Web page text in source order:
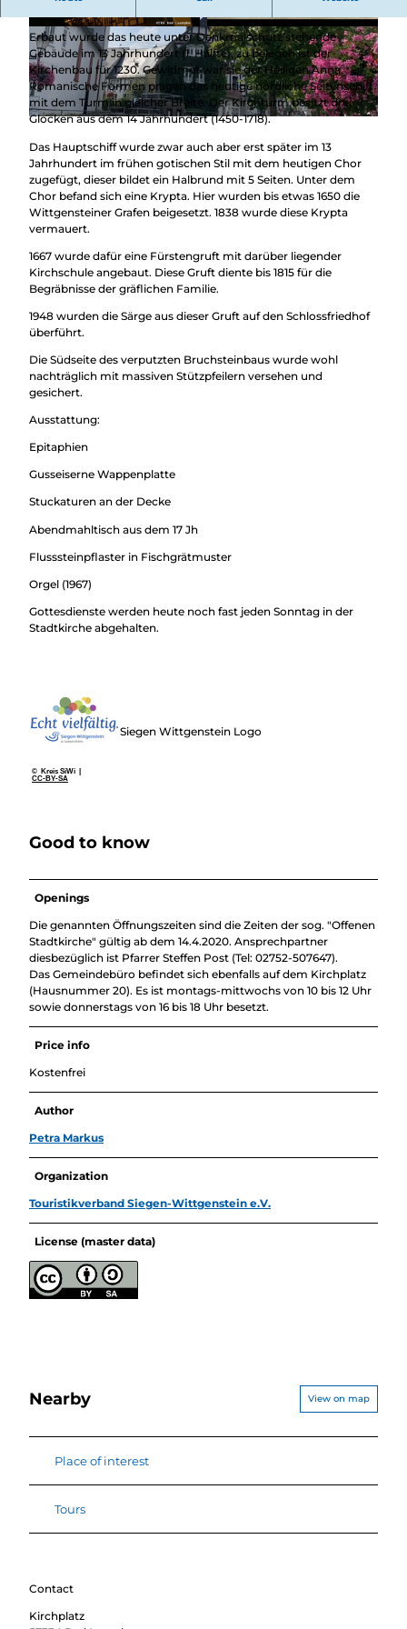
© Petra Markus, TKS Bad Laasphe GmbH | CC-BY-SA
© Petra Markus, TKS Bad Laasphe GmbH |
CC-BY-SA
© Bad Laasphe
Erbaut wurde das heute unter Denkmalschutz stehende
Gebäude im 13 Jahrhundert (1. Hälfte), zu belegen ist der
Kirchenbau für 1230. Gewidmet war sie der Heiligen Anna.
Romanische Formen prägen das heutige nördliche Seitenschiff
mit dem Turm in gleicher Breite. Der Kirchturm besitzt drei
Glocken aus dem 14 Jahrhundert (1450-1718).
Das Hauptschiff wurde zwar auch aber erst später im 13
Jahrhundert im frühen gotischen Stil mit dem heutigen Chor
zugefügt, dieser bildet ein Halbrund mit 5 Seiten. Unter dem
Chor befand sich eine Krypta. Hier wurden bis etwas 1650 die
Wittgensteiner Grafen beigesetzt. 1838 wurde diese Krypta
vermauert.
1667 wurde dafür eine Fürstengruft mit darüber liegender
Kirchschule angebaut. Diese Gruft diente bis 1815 für die
Begräbnisse der gräflichen Familie.
1948 wurden die Särge aus dieser Gruft auf den Schlossfriedhof
überführt.
Die Südseite des verputzten Bruchsteinbaus wurde wohl
nachträglich mit massiven Stützpfeilern versehen und
gesichert.
Ausstattung:
Epitaphien
Gusseiserne Wappenplatte
Stuckaturen an der Decke
Abendmahltisch aus dem 17 Jh
Flusssteinpflaster in Fischgrätmuster
Orgel (1967)
Gottesdienste werden heute noch fast jeden Sonntag in der
Stadtkirche abgehalten.
© Kreis SiWi |
CC-BY-SA
Siegen Wittgenstein Logo
Good to know
Openings
Die genannten Öffnungszeiten sind die Zeiten der sog. "Offenen
Stadtkirche" gültig ab dem 14.4.2020. Ansprechpartner
diesbezüglich ist Pfarrer Steffen Post (Tel: 02752-507647).
Das Gemeindebüro befindet sich ebenfalls auf dem Kirchplatz
(Hausnummer 20). Es ist montags-mittwochs von 10 bis 12 Uhr
sowie donnerstags von 16 bis 18 Uhr besetzt.
Price info
Kostenfrei
Author
Petra Markus
Organization
Touristikverband Siegen-Wittgenstein e.V.
License (master data)
Nearby View on map
Place of interest
Tours
Contact
Kirchplatz